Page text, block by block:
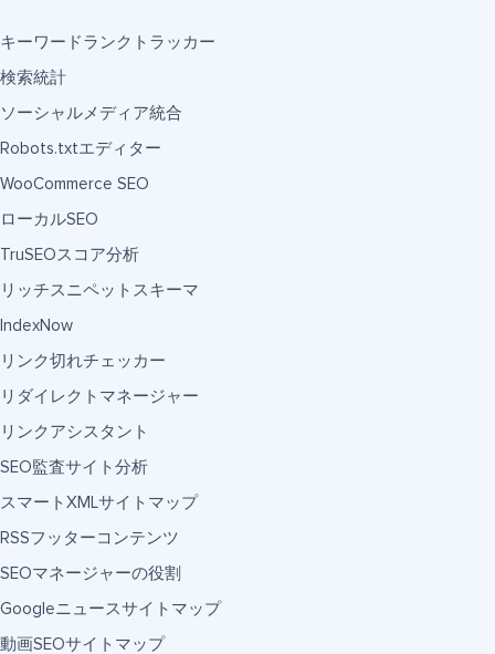
キーワードランクトラッカー
検索統計
ソーシャルメディア統合
Robots.txtエディター
WooCommerce SEO
ローカルSEO
TruSEOスコア分析
リッチスニペットスキーマ
IndexNow
リンク切れチェッカー
リダイレクトマネージャー
リンクアシスタント
SEO監査サイト分析
スマートXMLサイトマップ
RSSフッターコンテンツ
SEOマネージャーの役割
Googleニュースサイトマップ
動画SEOサイトマップ